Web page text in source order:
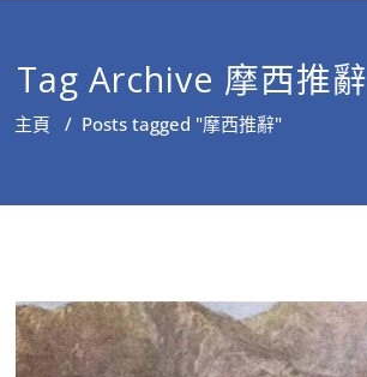
Tag Archive 摩西推辭
主頁 / Posts tagged "摩西推辭"